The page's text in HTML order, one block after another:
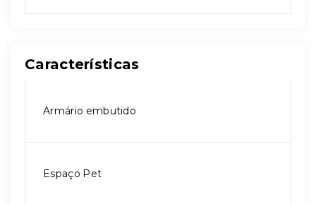
Características
Armário embutido
Espaço Pet